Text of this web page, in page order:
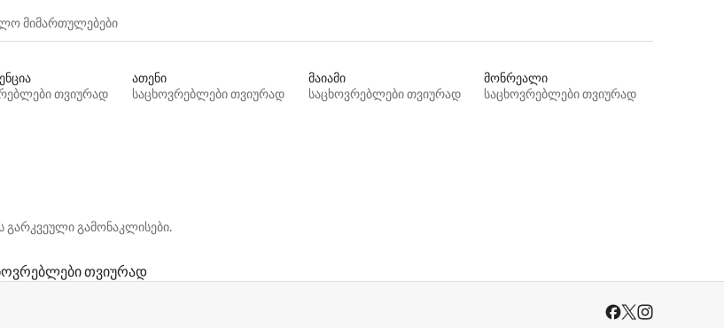
მიმართულებები
თვიურად
ათენი
საცხოვრებლები თვიურად
მაიამი
საცხოვრებლები თვიურად
მონრეალი
საცხოვრებლები თვიურად
გამონაკლისები.
თვიურად